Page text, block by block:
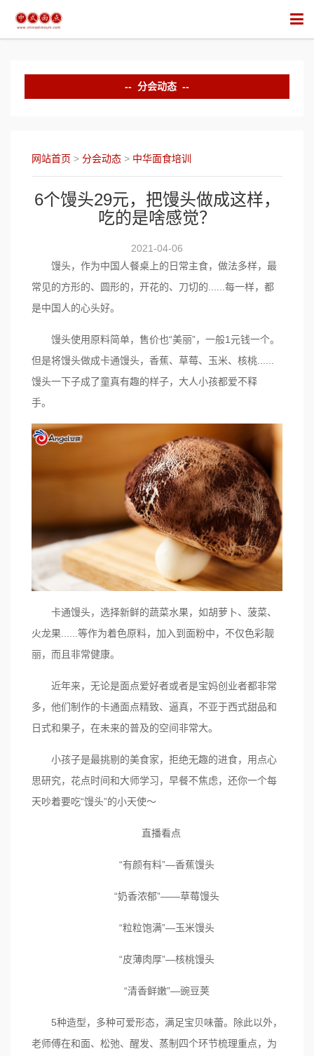
分会动态
行业竞赛
网站首页 > 分会动态 > 中华面食培训
6个馒头29元，把馒头做成这样，
吃的是啥感觉？
2021-04-06
馒头，作为中国人餐桌上的日常主食，做法多样，最
常见的方形的、圆形的，开花的、刀切的......每一样，都
是中国人的心头好。
馒头使用原料简单，售价也“美丽”，一般1元钱一个。
但是将馒头做成卡通馒头，香蕉、草莓、玉米、核桃......
馒头一下子成了童真有趣的样子，大人小孩都爱不释
手。
卡通馒头，选择新鲜的蔬菜水果，如胡萝卜、菠菜、
火龙果......等作为着色原料，加入到面粉中，不仅色彩靓
丽，而且非常健康。
近年来，无论是面点爱好者或者是宝妈创业者都非常
多，他们制作的卡通面点精致、逼真，不亚于西式甜品和
日式和果子，在未来的普及的空间非常大。
小孩子是最挑剔的美食家，拒绝无趣的进食，用点心
思研究，花点时间和大师学习，早餐不焦虑，还你一个每
天吵着要吃“馒头”的小天使～
直播看点
“有颜有料”—香蕉馒头
“奶香浓郁”——草莓馒头
“粒粒饱满”—玉米馒头
“皮薄肉厚”—核桃馒头
“清香鲜嫩”—豌豆荚
5种造型，多种可爱形态，满足宝贝味蕾。除此以外，
老师傅在和面、松弛、醒发、蒸制四个环节梳理重点，为